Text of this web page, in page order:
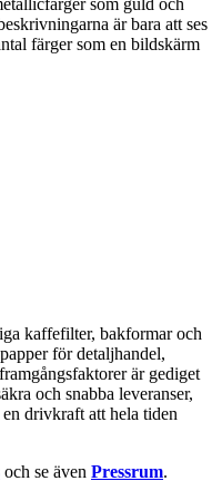
som guld och
är bara att ses
färger som en bildskärm
kaffefilter, bakformar och
för detaljhandel,
är gediget
och snabba leveranser,
drivkraft att hela tiden
och se även Pressrum.